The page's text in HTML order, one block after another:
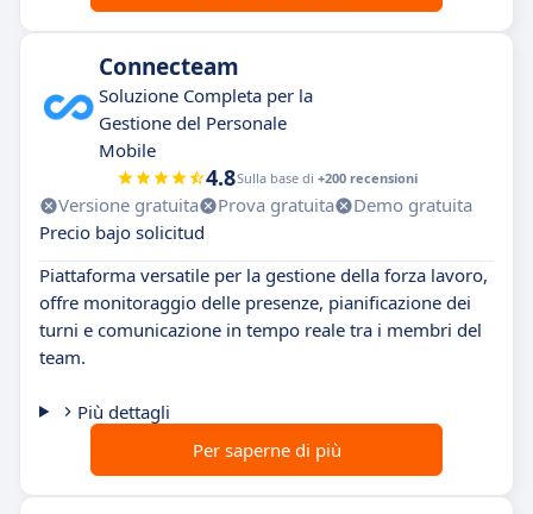
Connecteam
Soluzione Completa per la
Gestione del Personale
Mobile
4.8Sulla base di +200 recensioni
Versione gratuita Prova gratuita
Demo gratuita
Precio bajo solicitud
Piattaforma versatile per la gestione della forza lavoro,
offre monitoraggio delle presenze, pianificazione dei
turni e comunicazione in tempo reale tra i membri del
team.
Più dettagli
Per saperne di più